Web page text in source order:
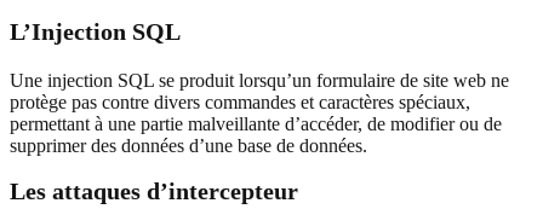
L’Injection SQL
Une injection SQL se produit lorsqu’un formulaire de site web ne
protège pas contre divers commandes et caractères spéciaux,
permettant à une partie malveillante d’accéder, de modifier ou de
supprimer des données d’une base de données.
Les attaques d’intercepteur